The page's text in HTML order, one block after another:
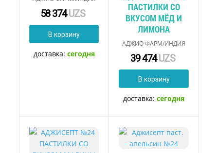
58 374UZS
В корзину
доставка: сегодня
ПАСТИЛКИ СО
ВКУСОМ МЁД И
ЛИМОНА
АДЖИО ФАРМ/ИНДИЯ
39 474UZS
В корзину
доставка:сегодня